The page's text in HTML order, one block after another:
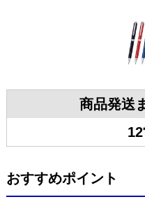
商品発送
おすすめポイント